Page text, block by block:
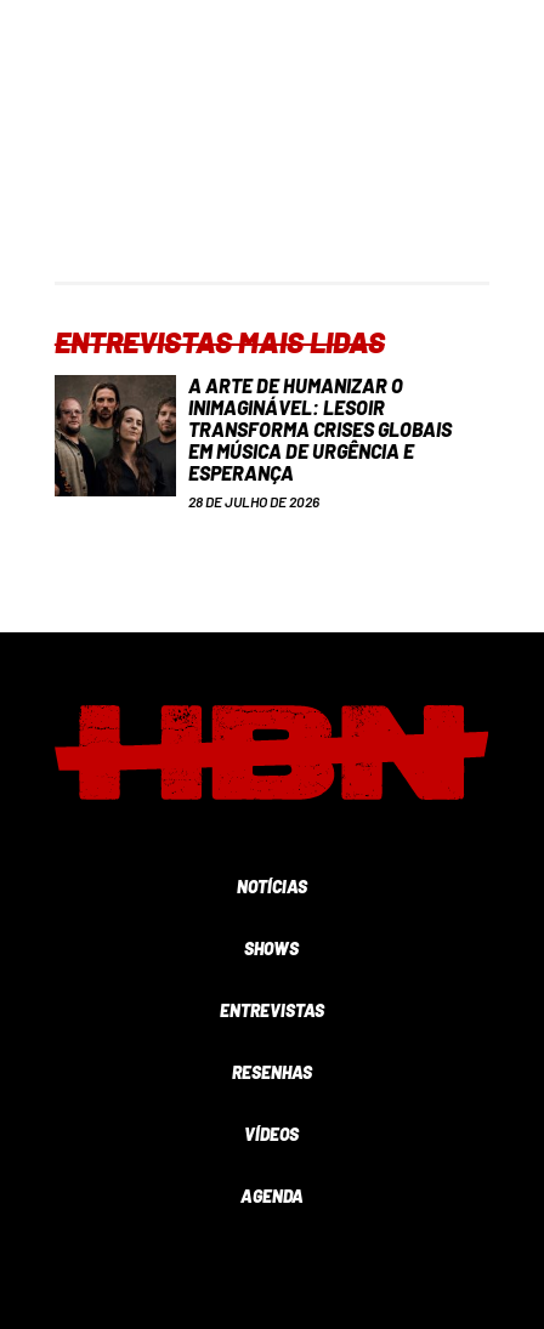
ENTREVISTAS MAIS LIDAS
A ARTE DE HUMANIZAR O
INIMAGINÁVEL: LESOIR
TRANSFORMA CRISES GLOBAIS
EM MÚSICA DE URGÊNCIA E
ESPERANÇA
28 DE JULHO DE 2026
NOTÍCIAS
SHOWS
ENTREVISTAS
RESENHAS
VÍDEOS
AGENDA